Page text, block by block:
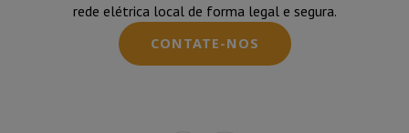
rede elétrica local de forma legal e segura.
CONTATE-NOS